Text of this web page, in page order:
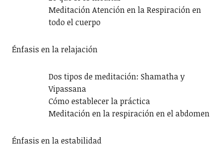
Meditación Atención en la Respiración en
todo el cuerpo
Énfasis en la relajación
Dos tipos de meditación: Shamatha y
Vipassana
Cómo establecer la práctica
Meditación en la respiración en el abdomen
Énfasis en la estabilidad